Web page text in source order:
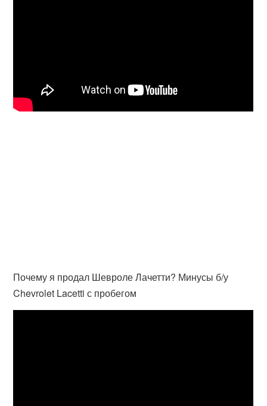
Почему я продал Шевроле Лачетти? Минусы б/у
Chevrolet Lacetti с пробегом